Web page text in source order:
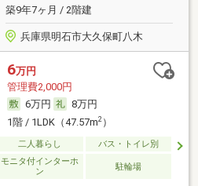
築9年7ヶ月 / 2階建
兵庫県明石市大久保町八木
6万円
管理費2,000円
6万円
8万円
1階 / 1LDK（47.57m2）
二人暮らし バス・トイレ別
モニタ付インターホ
ン
駐輪場